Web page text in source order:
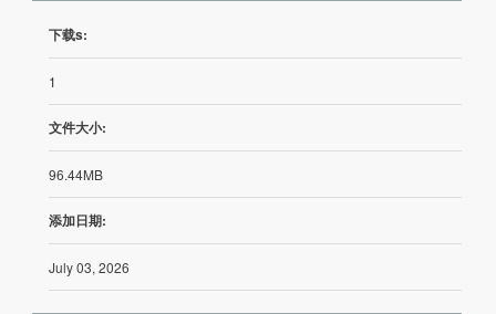
下载s:
1
文件大小:
96.44MB
添加日期:
July 03, 2026